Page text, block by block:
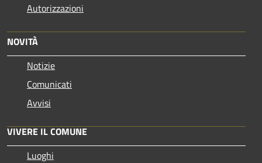
Autorizzazioni
NOVITÀ
Notizie
Comunicati
Avvisi
VIVERE IL COMUNE
Luoghi